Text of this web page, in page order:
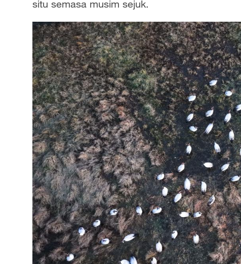
situ semasa musim sejuk.